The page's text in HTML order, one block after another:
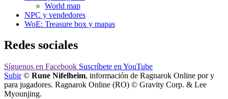
World map
NPC y vendedores
WoE: Treasure box y mapas
Redes sociales
Síguenos en Facebook Suscríbete en YouTube
Subir© Rune Nifelheim, información de Ragnarok Online por y
para jugadores. Ragnarok Online (RO) © Gravity Corp. & Lee
Myounjing.